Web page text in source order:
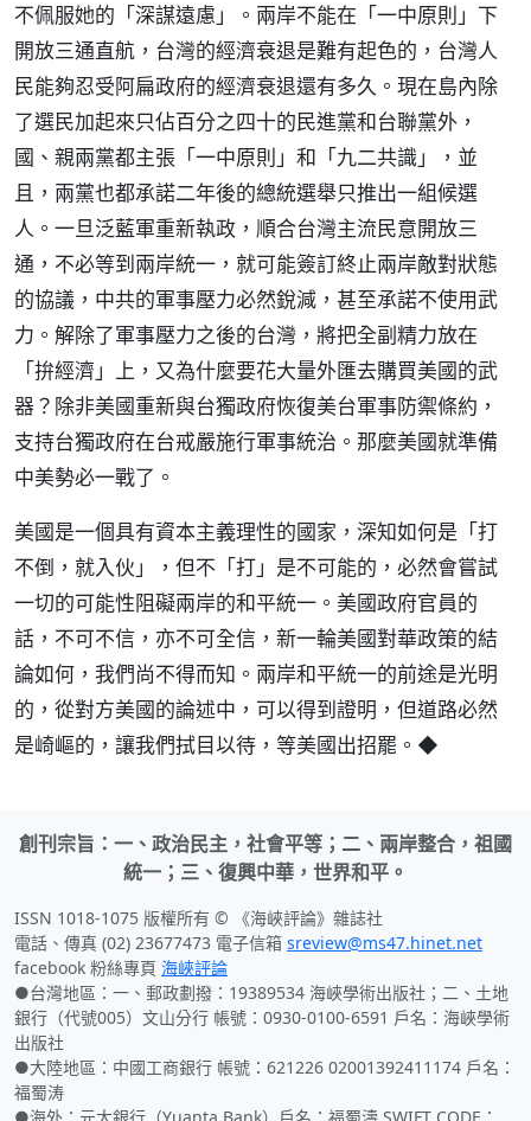
不佩服她的「深謀遠慮」。兩岸不能在「一中原則」下
開放三通直航，台灣的經濟衰退是難有起色的，台灣人
民能夠忍受阿扁政府的經濟衰退還有多久。現在島內除
了選民加起來只佔百分之四十的民進黨和台聯黨外，
國、親兩黨都主張「一中原則」和「九二共識」，並
且，兩黨也都承諾二年後的總統選舉只推出一組候選
人。一旦泛藍軍重新執政，順合台灣主流民意開放三
通，不必等到兩岸統一，就可能簽訂終止兩岸敵對狀態
的協議，中共的軍事壓力必然銳減，甚至承諾不使用武
力。解除了軍事壓力之後的台灣，將把全副精力放在
「拚經濟」上，又為什麼要花大量外匯去購買美國的武
器？除非美國重新與台獨政府恢復美台軍事防禦條約，
支持台獨政府在台戒嚴施行軍事統治。那麼美國就準備
中美勢必一戰了。
美國是一個具有資本主義理性的國家，深知如何是「打
不倒，就入伙」，但不「打」是不可能的，必然會嘗試
一切的可能性阻礙兩岸的和平統一。美國政府官員的
話，不可不信，亦不可全信，新一輪美國對華政策的結
論如何，我們尚不得而知。兩岸和平統一的前途是光明
的，從對方美國的論述中，可以得到證明，但道路必然
是崎嶇的，讓我們拭目以待，等美國出招罷。◆
創刊宗旨：一、政治民主，社會平等；二、兩岸整合，祖國
統一；三、復興中華，世界和平。
ISSN 1018-1075 版權所有 © 《海峽評論》雜誌社
電話、傳真 (02) 23677473 電子信箱 sreview@ms47.hinet.net
facebook 粉絲專頁 海峽評論
●台灣地區：一、郵政劃撥：19389534 海峽學術出版社；二、土地
銀行（代號005）文山分行 帳號：0930-0100-6591 戶名：海峽學術
出版社
●大陸地區：中國工商銀行 帳號：621226 02001392411174 戶名：
福蜀涛